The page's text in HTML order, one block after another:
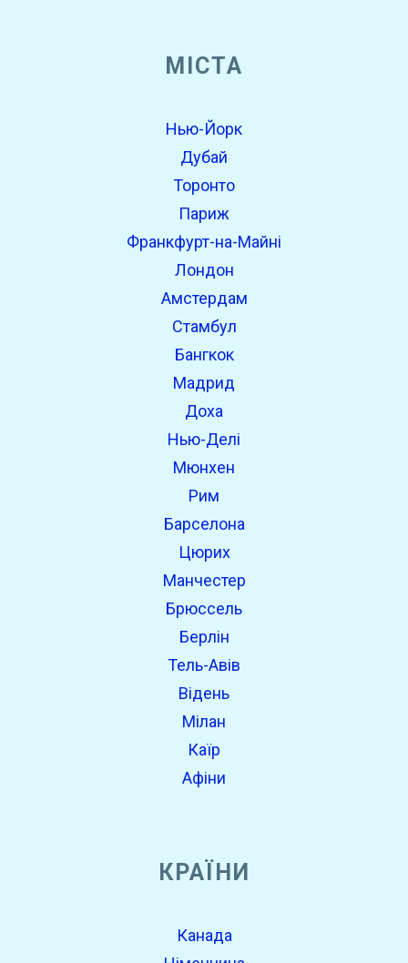
МІСТА
Нью-Йорк
Дубай
Торонто
Париж
Франкфурт-на-Майні
Лондон
Амстердам
Стамбул
Бангкок
Мадрид
Доха
Нью-Делі
Мюнхен
Рим
Барселона
Цюрих
Манчестер
Брюссель
Берлін
Тель-Авів
Відень
Мілан
Каїр
Афіни
КРАЇНИ
Канада